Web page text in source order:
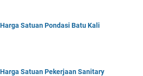
Satuan Pondasi Batu Kali
Satuan Pekerjaan Sanitary